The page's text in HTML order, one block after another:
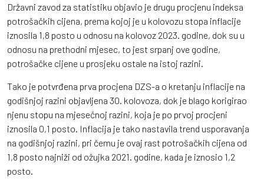
Državni zavod za statistiku objavio je drugu procjenu indeksa
potrošačkih cijena, prema kojoj je u kolovozu stopa inflacije
iznosila 1,8 posto u odnosu na kolovoz 2023. godine, dok su u
odnosu na prethodni mjesec, to jest srpanj ove godine,
potrošačke cijene u prosjeku ostale na istoj razini.
Tako je potvrđena prva procjena DZS-a o kretanju inflacije na
godišnjoj razini objavljena 30. kolovoza, dok je blago korigirao
njenu stopu na mjesečnoj razini, koja je po prvoj procjeni
iznosila 0,1 posto. Inflacija je tako nastavila trend usporavanja
na godišnjoj razini, pri čemu je ovaj rast potrošačkih cijena od
1,8 posto najniži od ožujka 2021. godine, kada je iznosio 1,2
posto.